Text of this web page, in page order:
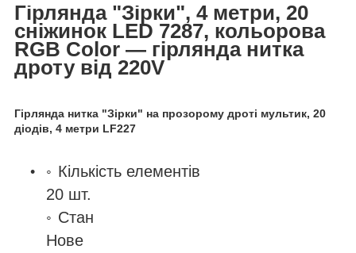
Гірлянда "Зірки", 4 метри, 20
сніжинок LED 7287, кольорова
RGB Color — гірлянда нитка
дроту від 220V
Гірлянда нитка "Зірки" на прозорому дроті мультик, 20
діодів, 4 метри LF227
Кількість елементів
20 шт.
Стан
Нове